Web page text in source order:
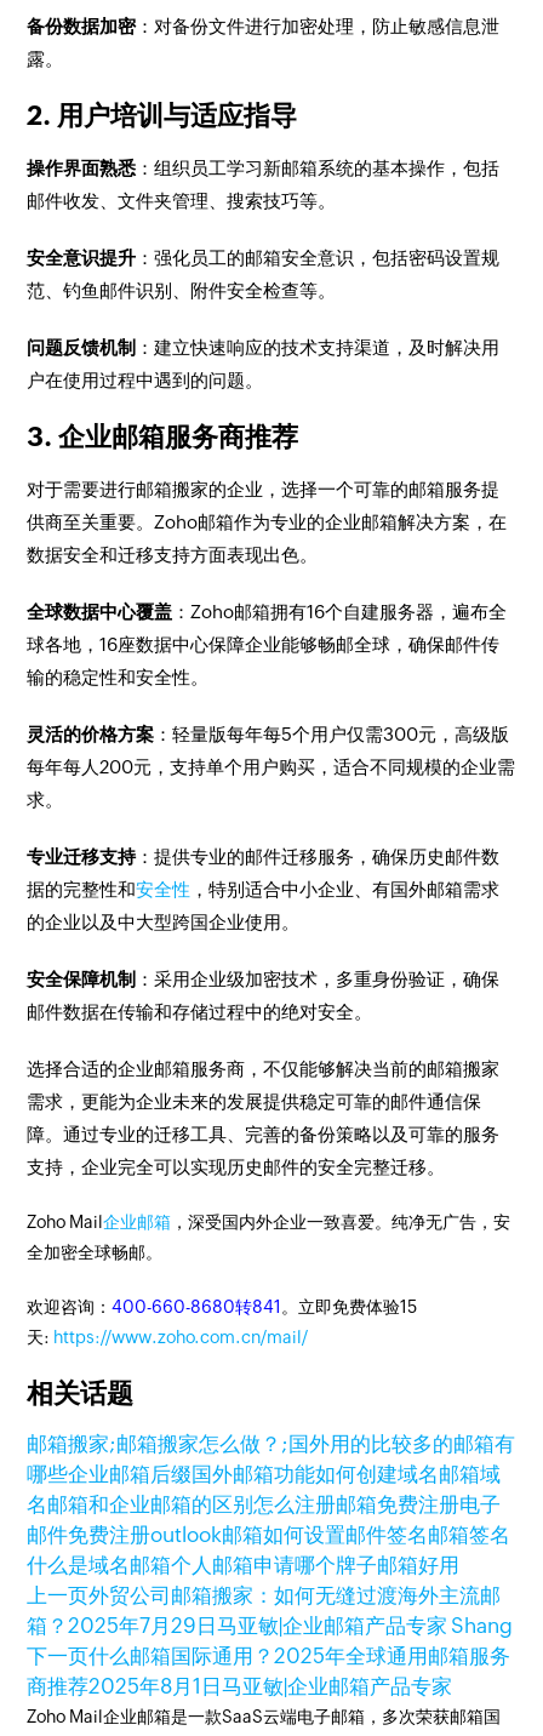
备份数据加密：对备份文件进行加密处理，防止敏感信息泄
露。
2. 用户培训与适应指导
操作界面熟悉 ：组织员工学习新邮箱系统的基本操作，包括
邮件收发、文件夹管理、搜索技巧等。
安全意识提升 ：强化员工的邮箱安全意识，包括密码设置规
范、钓鱼邮件识别、附件安全检查等。
问题反馈机制 ：建立快速响应的技术支持渠道，及时解决用
户在使用过程中遇到的问题。
3. 企业邮箱服务商推荐
对于需要进行邮箱搬家的企业，选择一个可靠的邮箱服务提
供商至关重要。Zoho邮箱作为专业的企业邮箱解决方案，在
数据安全和迁移支持方面表现出色。
全球数据中心覆盖 ：Zoho邮箱拥有16个自建服务器，遍布全
球各地，16座数据中心保障企业能够畅邮全球，确保邮件传
输的稳定性和安全性。
灵活的价格方案 ：轻量版每年每5个用户仅需300元，高级版
每年每人200元，支持单个用户购买，适合不同规模的企业需
求。
专业迁移支持：提供专业的邮件迁移服务，确保历史邮件数
据的完整性和安全性 ，特别适合中小企业、有国外邮箱需求
的企业以及中大型跨国企业使用。
安全保障机制 ：采用企业级加密技术，多重身份验证，确保
邮件数据在传输和存储过程中的绝对安全。
选择合适的企业邮箱服务商，不仅能够解决当前的邮箱搬家
需求，更能为企业未来的发展提供稳定可靠的邮件通信保
障。通过专业的迁移工具、完善的备份策略以及可靠的服务
支持，企业完全可以实现历史邮件的安全完整迁移。
Zoho Mail企业邮箱 ，深受国内外企业一致喜爱。纯净无广告，安
全加密全球畅邮。
欢迎咨询：400-660-8680转841 。立即免费体验15
天: https://www.zoho.com.cn/mail/
相关话题
邮箱搬家;邮箱搬家怎么做？; 国外用的比较多的邮箱有
哪些企业邮箱后缀国外邮箱功能如何创建域名邮箱域
名邮箱和企业邮箱的区别怎么注册邮箱免费注册电子
邮件免费注册outlook邮箱如何设置邮件签名邮箱签名
什么是域名邮箱个人邮箱申请哪个牌子邮箱好用
上一页外贸公司邮箱搬家：如何无缝过渡海外主流邮
箱？2025年7月29日马亚敏|企业邮箱产品专家 Shang
下一页什么邮箱国际通用？2025年全球通用邮箱服务
商推荐2025年8月1日马亚敏|企业邮箱产品专家
Zoho Mail企业邮箱是一款SaaS云端电子邮箱，多次荣获邮箱国